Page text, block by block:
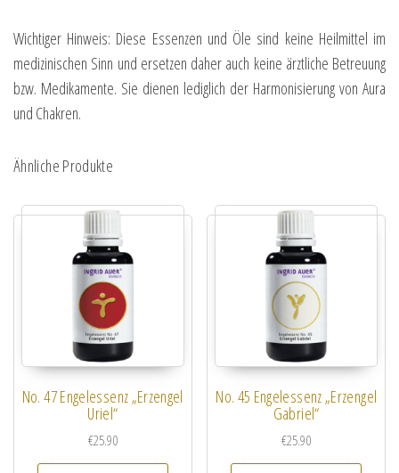
Wichtiger Hinweis: Diese Essenzen und Öle sind keine Heilmittel im
medizinischen Sinn und ersetzen daher auch keine ärztliche Betreuung
bzw. Medikamente. Sie dienen lediglich der Harmonisierung von Aura
und Chakren.
Ähnliche Produkte
No. 47 Engelessenz „Erzengel
Uriel“
€25.90
No. 45 Engelessenz „Erzengel
Gabriel“
€25.90